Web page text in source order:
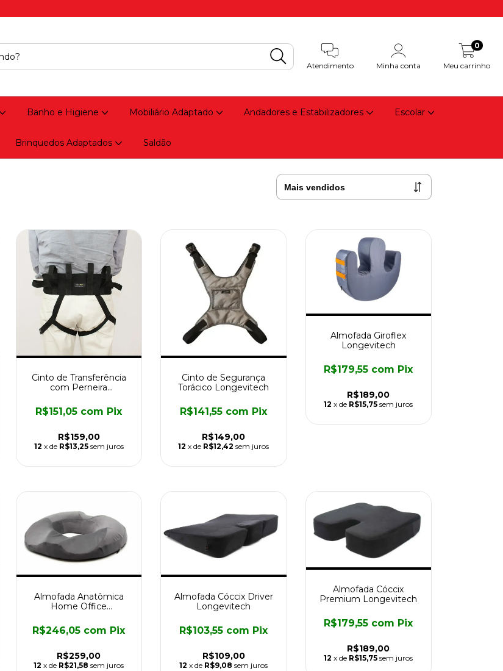
Atendimento Minha conta Meu carrinho
0
Banho e Higiene Mobiliário Adaptado Andadores e Estabilizadores Escolar
Brinquedos Adaptados Saldão
Cinto de Transferência
com Perneira
R$159,00
R$151,05 com Pix
12 x de R$13,25 sem juros
Cinto de Segurança
Torácico Longevitech
R$149,00
R$141,55 com Pix
12 x de R$12,42 sem juros
Almofada Giroflex
Longevitech
R$189,00
R$179,55 com Pix
12 x de R$15,75 sem juros
Almofada Anatômica
Home Office
R$259,00
R$246,05 com Pix
12 x de R$21,58 sem juros
Almofada Cóccix Driver
Longevitech
R$109,00
R$103,55 com Pix
12 x de R$9,08 sem juros
Almofada Cóccix
Premium Longevitech
R$189,00
R$179,55 com Pix
12 x de R$15,75 sem juros